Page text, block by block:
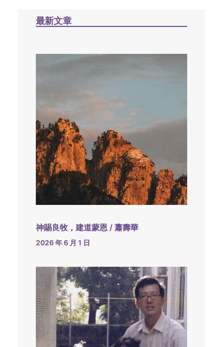
最新文章
神賜良牧，建道蒙恩 / 蕭壽華
2026 年 6 月 1 日